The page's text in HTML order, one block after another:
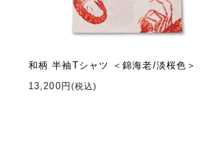
和柄 半袖Tシャツ ＜錦海老/淡桜色＞
13,200円(税込)